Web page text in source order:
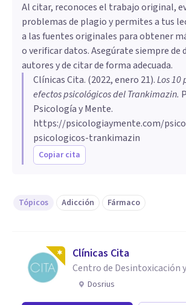
Al citar, reconoces el trabajo original,
problemas de plagio y permites a tus
a las fuentes originales para obtener
o verificar datos. Asegúrate siempre de
autores y de citar de forma adecuada.
Clínicas Cita. (2022, enero 21).Los 10
efectos psicológicos del Trankimazin.
Psicología y Mente.
https://psicologiaymente.com/
psicologicos-trankimazin
Copiar cita
Tópicos Adicción Fármaco
Clínicas Cita
Centro de Desintoxicación
Dosrius